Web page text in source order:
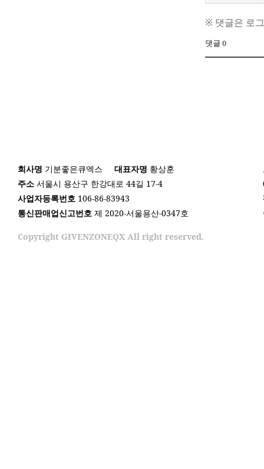
※ 댓글은 로
댓글 0
회사명 기분좋은큐엑스 대표자명 황상훈
주소 서울시 용산구 한강대로 44길 17-4
사업자등록번호 106-86-83943
통신판매업신고번호 제 2020-서울용산-0347호
Copyright GIVENZONEQX All right reserved.